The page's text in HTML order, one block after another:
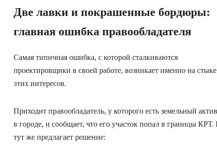
Две лавки и покрашенные бордюры:
главная ошибка правообладателя
Самая типичная ошибка, с которой сталкиваются
проектировщики в своей работе, возникает именно на стыке
этих интересов.
Приходит правообладатель, у которого есть земельный актив
в городе, и сообщает, что его участок попал в границы КРТ.
тут же предлагает решение: